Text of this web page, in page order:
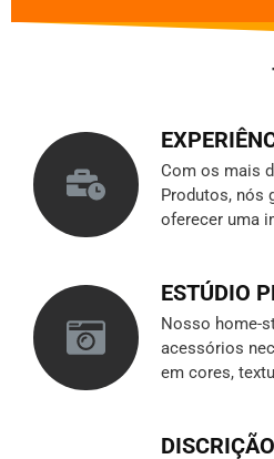
Com os mais
Produtos, nós
oferecer uma
ESTÚDIO
Nosso home-
acessórios
em cores,